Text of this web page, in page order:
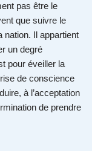
pas être le
que suivre le
nation. Il appartient
un degré
pour éveiller la
de conscience
à l’acceptation
de prendre